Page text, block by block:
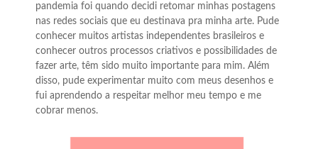
pandemia foi quando decidi retomar minhas postagens
nas redes sociais que eu destinava pra minha arte. Pude
conhecer muitos artistas independentes brasileiros e
conhecer outros processos criativos e possibilidades de
fazer arte, têm sido muito importante para mim. Além
disso, pude experimentar muito com meus desenhos e
fui aprendendo a respeitar melhor meu tempo e me
cobrar menos.